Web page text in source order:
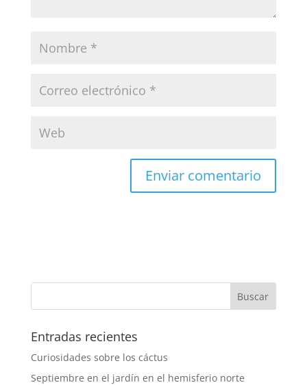
Entradas recientes
Curiosidades sobre los cáctus
Septiembre en el jardín en el hemisferio norte